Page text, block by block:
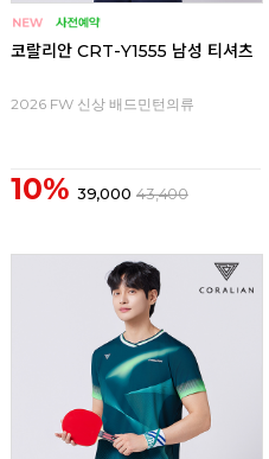
코랄리안 CRT-Y1555 남성 티셔츠
2026 FW 신상 배드민턴의류
10% 39,000 43,400